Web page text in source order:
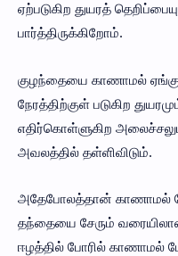
ஏற்படுகிற துயரத்
பார்த்திருக்கிறோம்.
குழந்தையை காணாமல்
நேரத்திற்குள் படுகிற
எதிர்கொள்ளுகிற
அவலத்தில் தள்ளிவிடும்.
அதேபோலத்தான் காணாமல்
தந்தையை சேரும்
ஈழத்தில் போரில் காணாமல்